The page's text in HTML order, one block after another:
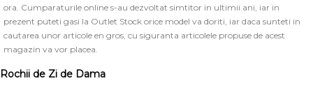
ora. Cumparaturile online s-au dezvoltat simtitor in ultimii ani, iar in
prezent puteti gasi la Outlet Stock orice model va doriti, iar daca sunteti in
cautarea unor articole en gros, cu siguranta articolele propuse de acest
magazin va vor placea.
Rochii de Zi de Dama